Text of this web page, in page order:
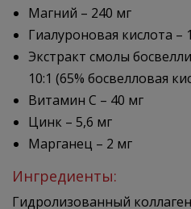
Магний – 240 мг
Гиалуроновая кислота –
Экстракт смолы
10:1 (65% босвелловая
Витамин C – 40 мг
Цинк – 5,6 мг
Марганец – 2 мг
Ингредиенты:
Гидролизованный